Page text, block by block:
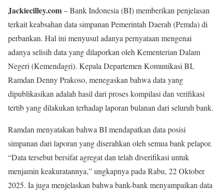
Jackiecilley.com– Bank Indonesia (BI) memberikan penjelasan
terkait keabsahan data simpanan Pemerintah Daerah (Pemda) di
perbankan. Hal ini menyusul adanya pernyataan mengenai
adanya selisih data yang dilaporkan oleh Kementerian Dalam
Negeri (Kemendagri). Kepala Departemen Komunikasi BI,
Ramdan Denny Prakoso, menegaskan bahwa data yang
dipublikasikan adalah hasil dari proses kompilasi dan verifikasi
tertib yang dilakukan terhadap laporan bulanan dari seluruh bank.
Ramdan menyatakan bahwa BI mendapatkan data posisi
simpanan dari laporan yang diserahkan oleh semua bank pelapor.
“Data tersebut bersifat agregat dan telah diverifikasi untuk
menjamin keakuratannya,” ungkapnya pada Rabu, 22 Oktober
2025. Ia juga menjelaskan bahwa bank-bank menyampaikan data